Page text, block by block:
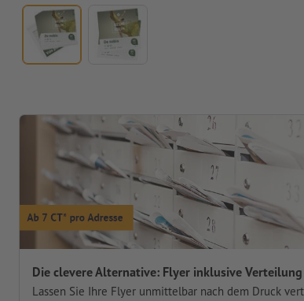
Die clevere Alternative: Flyer inklusive Verteilung
Lassen Sie Ihre Flyer unmittelbar nach dem Druck